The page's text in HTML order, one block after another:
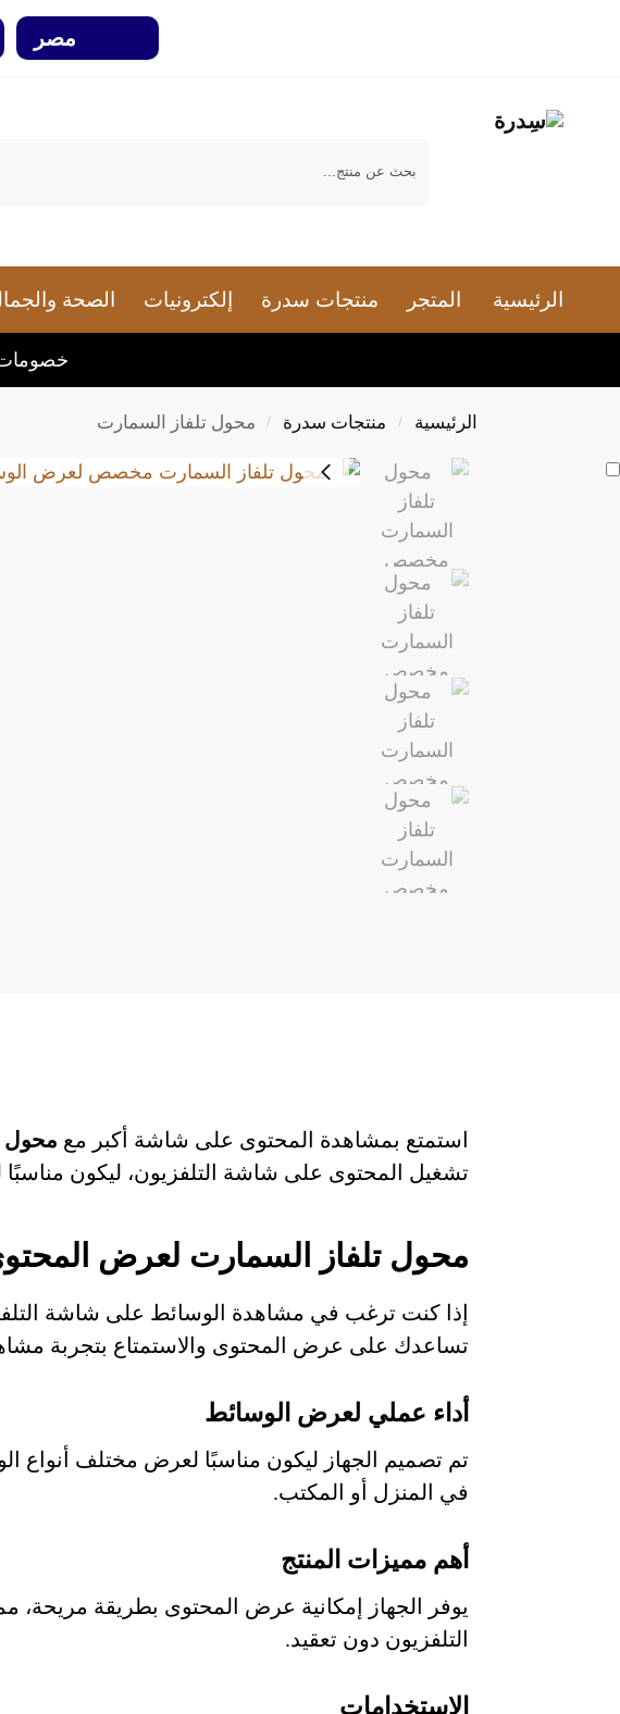
مصر
الرئيسية المتجر منتجات سدرة إلكترونيات الصحة
خصومات 40% لفترة محدوة وحتي نفاذ
الرئيسية / منتجات سدرة / محول تلفاز السمارت
استمتع بمشاهدة المحتوى على شاشة أكبر مع محول
تشغيل المحتوى على شاشة التلفزيون، ليكون مناسبًا
محول تلفاز السمارت لعرض
إذا كنت ترغب في مشاهدة الوسائط على شاشة
تساعدك على عرض المحتوى والاستمتاع بتجربة
أداء عملي لعرض الوسائط
تم تصميم الجهاز ليكون مناسبًا لعرض مختلف
في المنزل أو المكتب.
أهم مميزات المنتج
يوفر الجهاز إمكانية عرض المحتوى بطريقة
التلفزيون دون تعقيد.
الاستخدامات